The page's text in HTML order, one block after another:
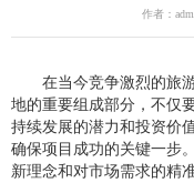
作者：
在当今竞争激烈的旅
地的重要组成部分，不仅
持续发展的潜力和投资价
确保项目成功的关键一步
新理念和对市场需求的精